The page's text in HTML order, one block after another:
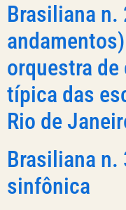
Brasiliana n.
orquestra
típica das
Rio de
Brasiliana n.
sinfônica